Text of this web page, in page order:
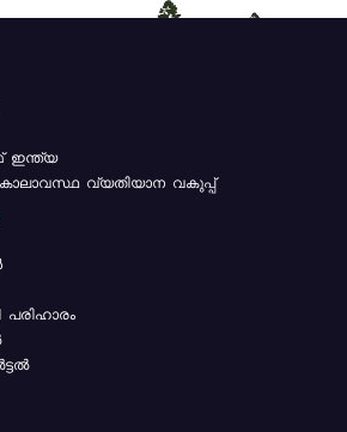
ഇന്ത്യ
കാലാവസ്ഥ വ്യതിയാന വകുപ്പ്